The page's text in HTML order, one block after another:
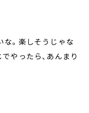
。楽しそうじゃな
やったら、あんまり